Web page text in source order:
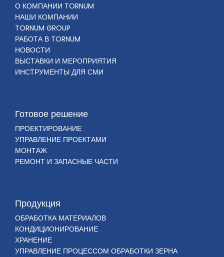
О КОМПАНИИ TORNUM
НАШИ КОМПАНИИ
TORNUM GROUP
РАБОТА В TORNUM
НОВОСТИ
ВЫСТАВКИ И МЕРОПРИЯТИЯ
ИНСТРУМЕНТЫ ДЛЯ СМИ
Готовое решение
ПРОЕКТИРОВАНИЕ
УПРАВЛЕНИЕ ПРОЕКТАМИ
МОНТАЖ
РЕМОНТ И ЗАПАСНЫЕ ЧАСТИ
Продукция
ОБРАБОТКА МАТЕРИАЛОВ
КОНДИЦИОНИРОВАНИЕ
ХРАНЕНИЕ
УПРАВЛЕНИЕ ПРОЦЕССОМ ОБРАБОТКИ ЗЕРНА